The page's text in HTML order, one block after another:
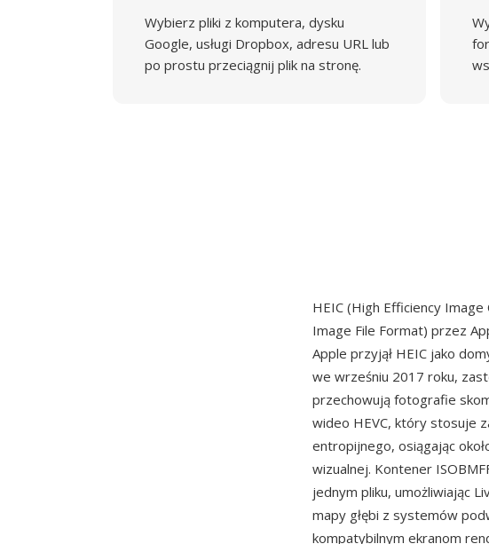
Wybierz pliki z komputera, dysku
Google, usługi Dropbox, adresu URL lub
po prostu przeciągnij plik na stronę.
HEIC (High Efficiency
Image File Format) przez
Apple przyjął HEIC jako
we wrześniu 2017 roku,
przechowują fotografie
wideo HEVC, który stosuje
entropijnego, osiągając
wizualnej. Kontener
jednym pliku, umożliwiając
mapy głębi z systemów
kompatybilnym ekranom